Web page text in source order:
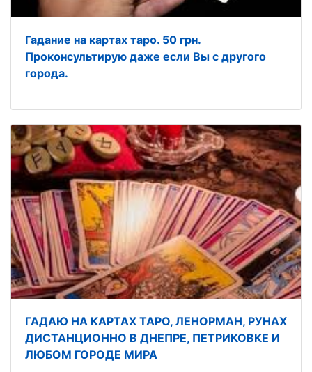
Гадание на картах таро. 50 грн.
Проконсультирую даже если Вы с другого
города.
ГАДАЮ НА КАРТАХ ТАРО, ЛЕНОРМАН, РУНАХ
ДИСТАНЦИОННО В ДНЕПРЕ, ПЕТРИКОВКЕ И
ЛЮБОМ ГОРОДЕ МИРА